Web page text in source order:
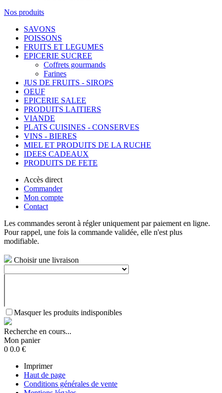
Nos produits
SAVONS
POISSONS
FRUITS ET LEGUMES
EPICERIE SUCREE
Coffrets gourmands
Farines
JUS DE FRUITS - SIROPS
OEUF
EPICERIE SALEE
PRODUITS LAITIERS
VIANDE
PLATS CUISINES - CONSERVES
VINS - BIERES
MIEL ET PRODUITS DE LA RUCHE
IDEES CADEAUX
PRODUITS DE FETE
Accès direct
Commander
Mon compte
Contact
Les commandes seront à régler uniquement par paiement en ligne.
Pour rappel, une fois la commande validée, elle n'est plus
modifiable.
Choisir une livraison
Masquer les produits indisponibles
Recherche en cours...
Mon panier
0 0.0 €
Imprimer
Haut de page
Conditions générales de vente